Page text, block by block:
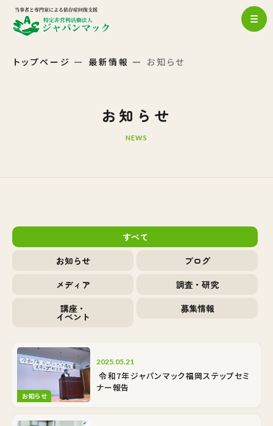
トップページ 最新情報 お知らせ
お知らせ
NEWS
すべて
お知らせ
ブログ
メディア
調査・研究
講座・
イベント
募集情報
お知らせ
2025.05.21
令和7年ジャパンマック福岡ステップセミ
ナー報告